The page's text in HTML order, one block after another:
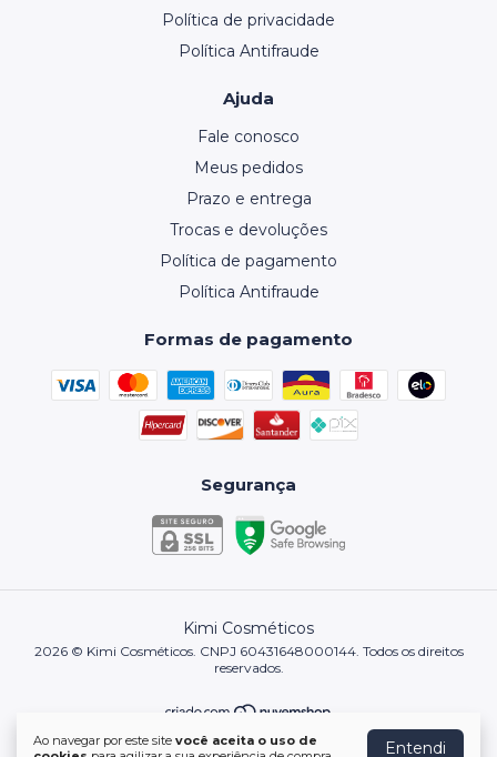
Ao navegar por este site você aceita o uso de
Entendi
Política de privacidade
Política Antifraude
Ajuda
Fale conosco
Meus pedidos
Prazo e entrega
Trocas e devoluções
Política de pagamento
Política Antifraude
Formas de pagamento
Segurança
Kimi Cosméticos
2026 © Kimi Cosméticos. CNPJ 60431648000144. Todos os direitos
reservados.
Desenvolvido por: ldias.digital